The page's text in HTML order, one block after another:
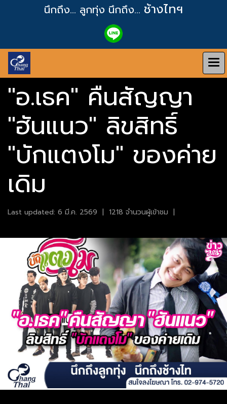
นึกถึง... ลูกทุ่ง นึกถึง... ช้างไทฯ
"อ.เธค" คืนสัญญา
"ฮันแนว" ลิขสิทธิ์
"บักแตงโม" ของค่าย
เดิม
Last updated: 6 มี.ค. 2569 | 1218 จำนวนผู้เข้าชม |